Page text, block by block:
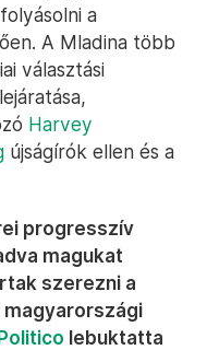
a
A Mladina több
választási
Harvey
újságírók ellen és a
progresszív
magukat
szerezni a
lebuktatta